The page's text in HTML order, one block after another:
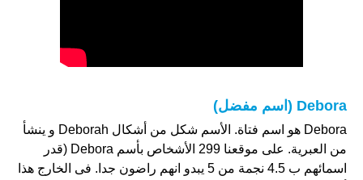
Debora (اسم مفضل)
Debora هو اسم فتاة. الأسم شكل من أشكال Deborah و ينشأ
من العبرية. على موقعنا 299 الأشخاص بأسم Debora (قدر
اسمائهم ب 4.5 نجمة من 5 يبدو انهم راضون جدا. فى الخارج هذا